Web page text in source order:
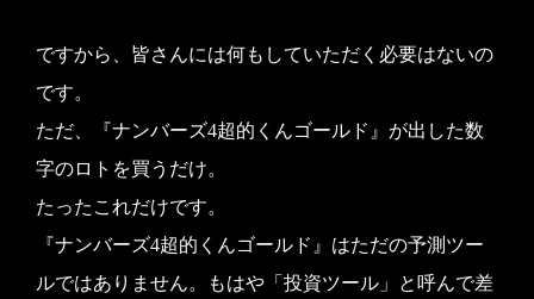
ですから、皆さんには何もしていただく必要はないの
です。
ただ、『ナンバーズ4超的くんゴールド』が出した数
字のロトを買うだけ。
たったこれだけです。
『ナンバーズ4超的くんゴールド』はただの予測ツー
ルではありません。もはや「投資ツール」と呼んで差